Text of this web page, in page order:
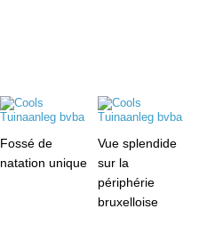
Fossé de
natation unique
Vue splendide
sur la
périphérie
bruxelloise